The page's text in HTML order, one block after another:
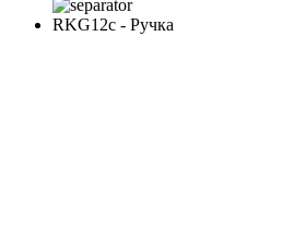
RKG12c - Ручка